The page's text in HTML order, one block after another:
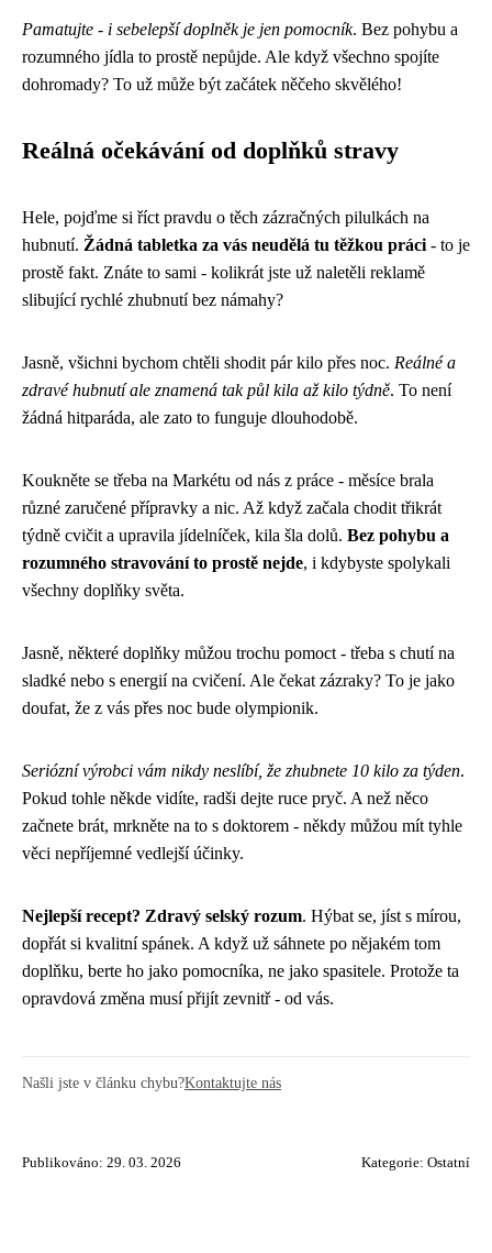
Pamatujte - i sebelepší doplněk je jen pomocník. Bez pohybu a
rozumného jídla to prostě nepůjde. Ale když všechno spojíte
dohromady? To už může být začátek něčeho skvělého!
Reálná očekávání od doplňků stravy
Hele, pojďme si říct pravdu o těch zázračných pilulkách na
hubnutí. Žádná tabletka za vás neudělá tu těžkou práci - to je
prostě fakt. Znáte to sami - kolikrát jste už naletěli reklamě
slibující rychlé zhubnutí bez námahy?
Jasně, všichni bychom chtěli shodit pár kilo přes noc. Reálné a
zdravé hubnutí ale znamená tak půl kila až kilo týdně. To není
žádná hitparáda, ale zato to funguje dlouhodobě.
Koukněte se třeba na Markétu od nás z práce - měsíce brala
různé zaručené přípravky a nic. Až když začala chodit třikrát
týdně cvičit a upravila jídelníček, kila šla dolů. Bez pohybu a
rozumného stravování to prostě nejde, i kdybyste spolykali
všechny doplňky světa.
Jasně, některé doplňky můžou trochu pomoct - třeba s chutí na
sladké nebo s energií na cvičení. Ale čekat zázraky? To je jako
doufat, že z vás přes noc bude olympionik.
Seriózní výrobci vám nikdy neslíbí, že zhubnete 10 kilo za týden.
Pokud tohle někde vidíte, radši dejte ruce pryč. A než něco
začnete brát, mrkněte na to s doktorem - někdy můžou mít tyhle
věci nepříjemné vedlejší účinky.
Nejlepší recept? Zdravý selský rozum. Hýbat se, jíst s mírou,
dopřát si kvalitní spánek. A když už sáhnete po nějakém tom
doplňku, berte ho jako pomocníka, ne jako spasitele. Protože ta
opravdová změna musí přijít zevnitř - od vás.
Našli jste v článku chybu?Kontaktujte nás
Publikováno: 29. 03. 2026 Kategorie: Ostatní